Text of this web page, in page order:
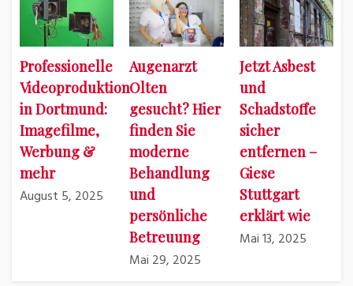
Professionelle
Videoproduktion
in Dortmund:
Imagefilme,
Werbung &
mehr
August 5, 2025
Augenarzt
Olten
gesucht? Hier
finden Sie
moderne
Behandlung
und
persönliche
Betreuung
Mai 29, 2025
Jetzt Asbest
und
Schadstoffe
sicher
entfernen –
Giese
Stuttgart
erklärt wie
Mai 13, 2025